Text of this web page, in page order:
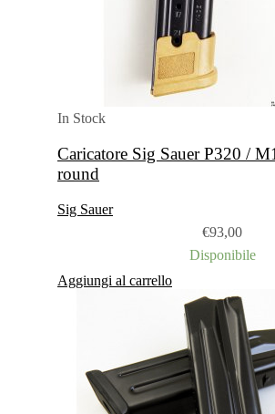
In Stock
Caricatore Sig Sauer P320 /
round
Sig Sauer
€93,00
Disponibile
Aggiungi al carrello